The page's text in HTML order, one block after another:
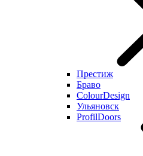
Престиж
Браво
ColourDesign
Ульяновск
ProfilDoors